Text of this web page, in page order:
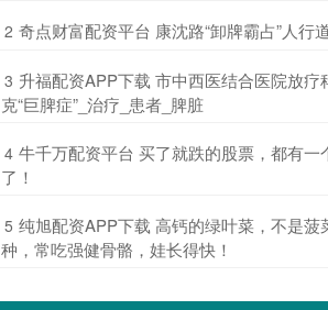
2 奇点财富配资平台 康沈路“卸牌霸占”人行
3 升福配资APP下载 市中西医结合医院放疗
克“巨脾症”_治疗_患者_脾脏
4 牛千万配资平台 买了就跌的股票，都有一
了！
5 纯旭配资APP下载 高钙的绿叶菜，不是菠
种，常吃强健骨骼，娃长得快！